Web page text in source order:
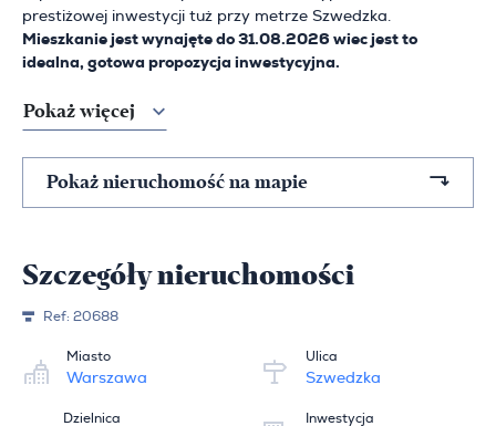
prestiżowej inwestycji tuż przy metrze Szwedzka.
Mieszkanie jest wynajęte do 31.08.2026 wiec jest to
idealna, gotowa propozycja inwestycyjna.
Pokaż więcej
Pokaż nieruchomość na mapie
Szczegóły nieruchomości
Ref: 20688
Miasto
Warszawa
Ulica
Szwedzka
Dzielnica Inwestycja